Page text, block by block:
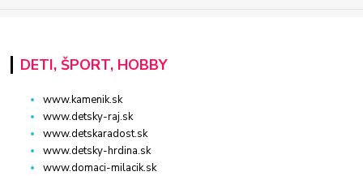
DETI, ŠPORT, HOBBY
www.kamenik.sk
www.detsky-raj.sk
www.detskaradost.sk
www.detsky-hrdina.sk
www.domaci-milacik.sk